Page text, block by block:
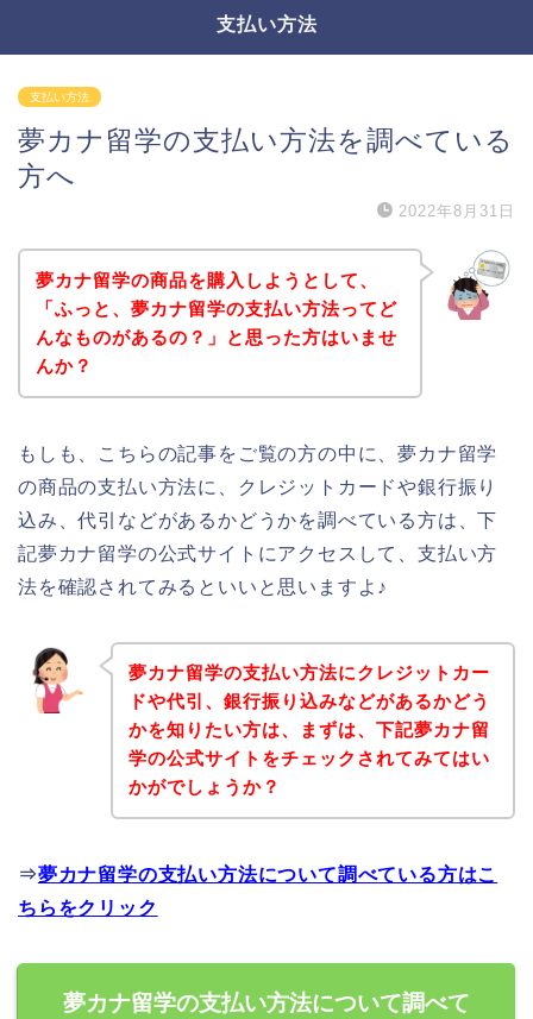
支払い方法
支払い方法
夢カナ留学の支払い方法を調べている
方へ
2022年8月31日
夢カナ留学の商品を購入しようとして、
「ふっと、夢カナ留学の支払い方法ってど
んなものがあるの？」と思った方はいませ
んか？
もしも、こちらの記事をご覧の方の中に、夢カナ留学
の商品の支払い方法に、クレジットカードや銀行振り
込み、代引などがあるかどうかを調べている方は、下
記夢カナ留学の公式サイトにアクセスして、支払い方
法を確認されてみるといいと思いますよ♪
夢カナ留学の支払い方法にクレジットカー
ドや代引、銀行振り込みなどがあるかどう
かを知りたい方は、まずは、下記夢カナ留
学の公式サイトをチェックされてみてはい
かがでしょうか？
⇒夢カナ留学の支払い方法について調べている方はこ
ちらをクリック
夢カナ留学の支払い方法について調べて